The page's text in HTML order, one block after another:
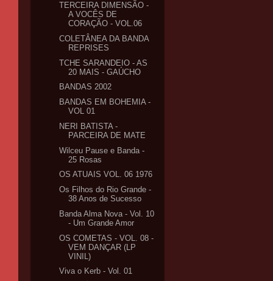
TERCEIRA DIMENSÃO -
A VOCÊS DE
CORAÇÃO - VOL.06
COLETÂNEA DA BANDA
REPRISES
TCHE SARANDEIO - AS
20 MAIS - GAÚCHO
BANDAS 2002
BANDAS EM BOHEMIA -
VOL 01
NERI BATISTA -
PARCEIRA DE MATE
Wilceu Pause e Banda -
25 Rosas
OS ATUAIS VOL. 06 1976
Os Filhos do Rio Grande -
38 Anos de Sucesso
Banda Alma Nova - Vol. 10
- Um Grande Amor
OS COMETAS - VOL. 08 -
VEM DANÇAR (LP
VINIL)
Viva o Kerb - Vol. 01